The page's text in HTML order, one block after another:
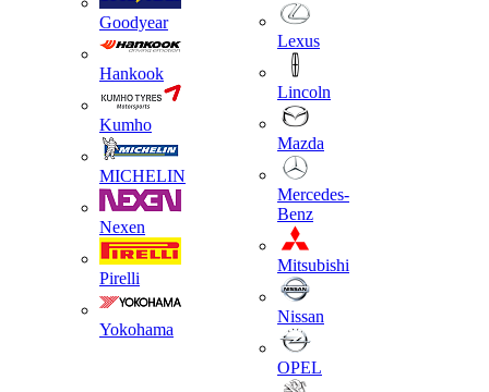
Goodyear
Hankook
Kumho
MICHELIN
Nexen
Pirelli
Yokohama
Lexus
Lincoln
Mazda
Mercedes-
Benz
Mitsubishi
Nissan
OPEL